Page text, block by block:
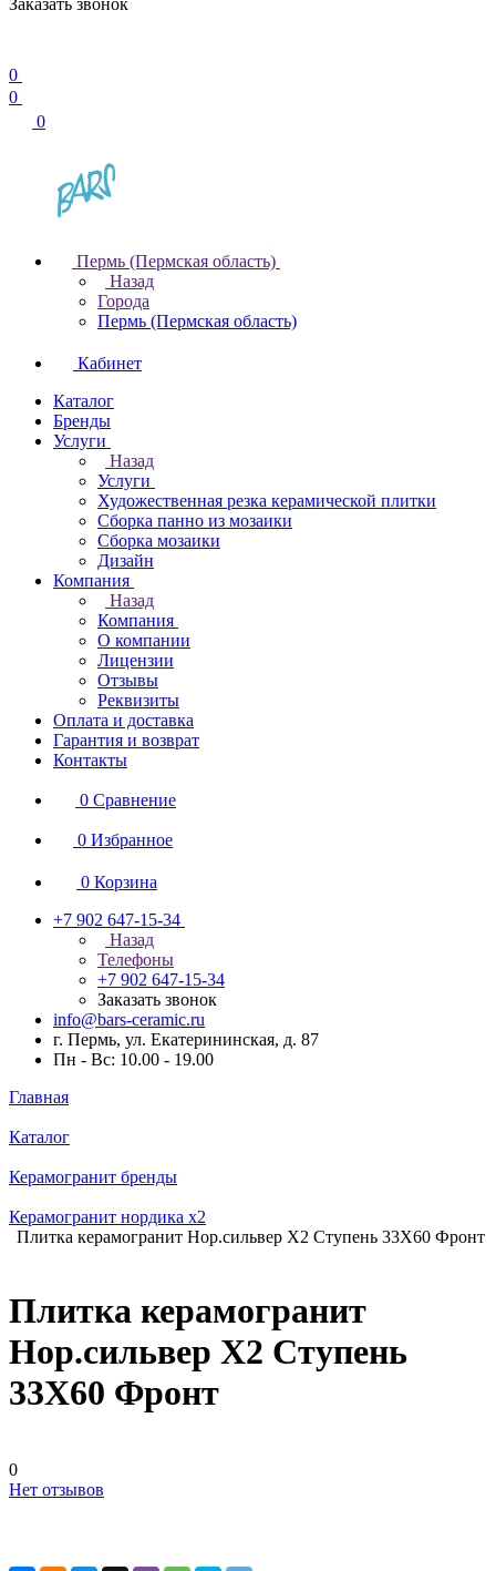
Заказать звонок
0
0
0
Пермь (Пермская область)
Назад
Города
Пермь (Пермская область)
Кабинет
Каталог
Бренды
Услуги
Назад
Услуги
Художественная резка керамической плитки
Сборка панно из мозаики
Сборка мозаики
Дизайн
Компания
Назад
Компания
О компании
Лицензии
Отзывы
Реквизиты
Оплата и доставка
Гарантия и возврат
Контакты
0 Сравнение
0 Избранное
0 Корзина
+7 902 647-15-34
Назад
Телефоны
+7 902 647-15-34
Заказать звонок
info@bars-ceramic.ru
г. Пермь, ул. Екатерининская, д. 87
Пн - Вс: 10.00 - 19.00
Главная
Каталог
Керамогранит бренды
Керамогранит нордика x2
Плитка керамогранит Нор.сильвер Х2 Ступень 33X60 Фронт
Плитка керамогранит
Нор.сильвер Х2 Ступень
33X60 Фронт
0
Нет отзывов